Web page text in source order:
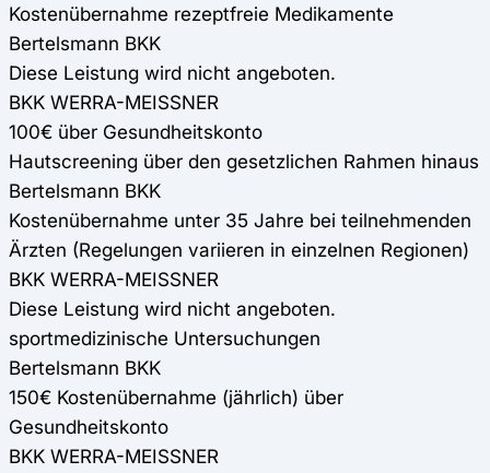
Kostenübernahme rezeptfreie Medikamente
Bertelsmann BKK
Diese Leistung wird nicht angeboten.
BKK WERRA-MEISSNER
100€ über Gesundheitskonto
Hautscreening über den gesetzlichen Rahmen hinaus
Bertelsmann BKK
Kostenübernahme unter 35 Jahre bei teilnehmenden
Ärzten (Regelungen variieren in einzelnen Regionen)
BKK WERRA-MEISSNER
Diese Leistung wird nicht angeboten.
sportmedizinische Untersuchungen
Bertelsmann BKK
150€ Kostenübernahme (jährlich) über
Gesundheitskonto
BKK WERRA-MEISSNER